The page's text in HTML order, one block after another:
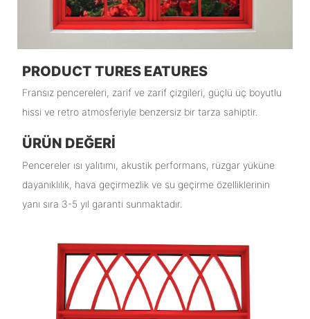
PRODUCT TURES EATURES
Fransız pencereleri, zarif ve zarif çizgileri, güçlü üç boyutlu
hissi ve retro atmosferiyle benzersiz bir tarza sahiptir.
ÜRÜN DEĞERI
Pencereler ısı yalıtımı, akustik performans, rüzgar yüküne
dayanıklılık, hava geçirmezlik ve su geçirme özelliklerinin
yanı sıra 3-5 yıl garanti sunmaktadır.